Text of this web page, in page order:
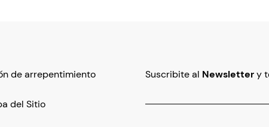
de arrepentimiento
del Sitio
Suscribite al Newslettery